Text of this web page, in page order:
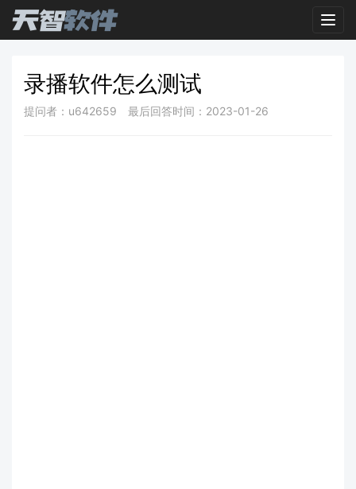
录播软件怎么测试
提问者：u642659 最后回答时间：2023-01-26